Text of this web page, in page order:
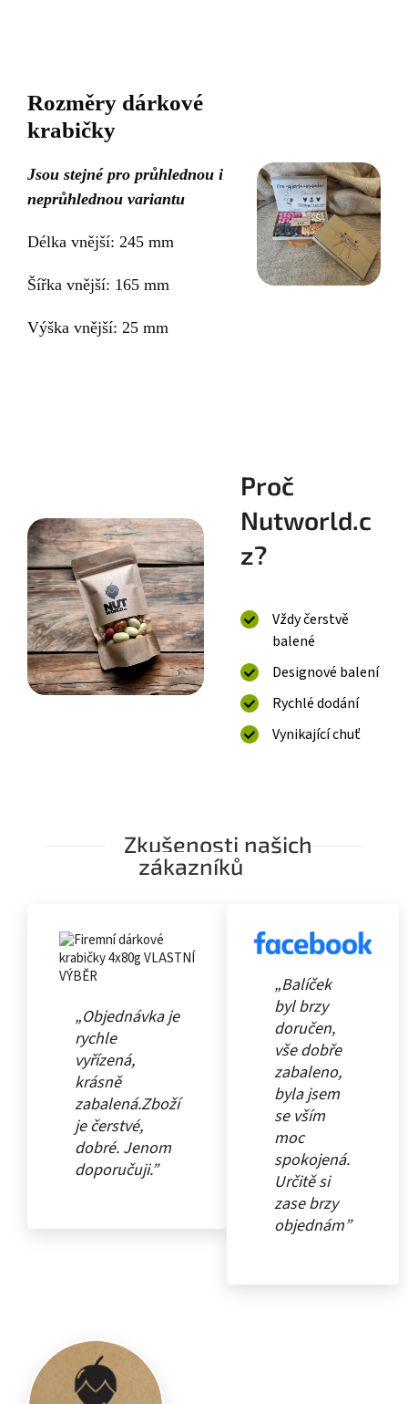
Rozměry dárkové
krabičky
Jsou stejné pro průhlednou i
neprůhlednou variantu
Délka vnější: 245 mm
Šířka vnější: 165 mm
Výška vnější: 25 mm
Proč
Nutworld.c
z?
Vždy čerstvě
balené
Designové balení
Rychlé dodání
Vynikající chuť
Zkušenosti našich
zákazníků
„Objednávka je
rychle
vyřízená,
krásně
zabalená.Zboží
je čerstvé,
dobré. Jenom
doporučuji.”
„Balíček
byl brzy
doručen,
vše dobře
zabaleno,
byla jsem
se vším
moc
spokojená.
Určitě si
zase brzy
objednám”